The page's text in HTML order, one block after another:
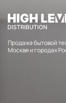
Продажа бытовой
Москве и городах